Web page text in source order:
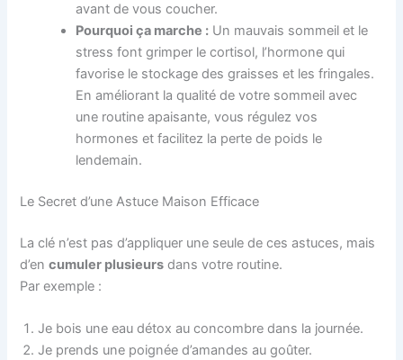
avant de vous coucher.
Pourquoi ça marche : Un mauvais sommeil et le
stress font grimper le cortisol, l’hormone qui
favorise le stockage des graisses et les fringales.
En améliorant la qualité de votre sommeil avec
une routine apaisante, vous régulez vos
hormones et facilitez la perte de poids le
lendemain.
Le Secret d’une Astuce Maison Efficace
La clé n’est pas d’appliquer une seule de ces astuces, mais
d’encumuler plusieurs dans votre routine.
Par exemple :
Je bois une eau détox au concombre dans la journée.
Je prends une poignée d’amandes au goûter.